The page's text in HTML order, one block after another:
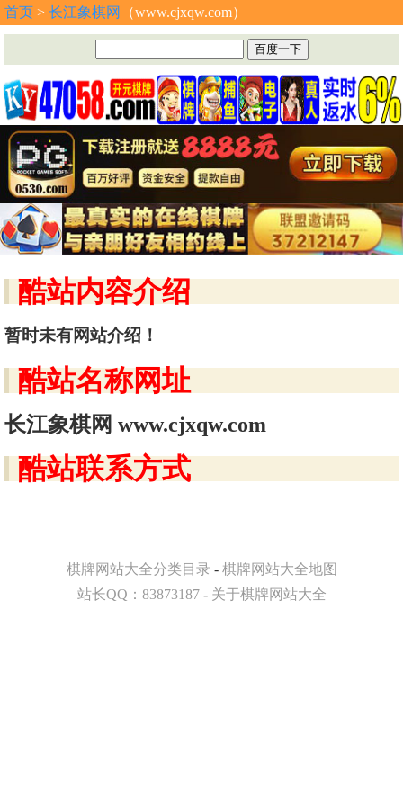
首页 > 长江象棋网 （www.cjxqw.com）
酷站内容介绍
暂时未有网站介绍！
酷站名称网址
长江象棋网 www.cjxqw.com
酷站联系方式
棋牌网站大全分类目录 - 棋牌网站大全地图
站长QQ：83873187- 关于棋牌网站大全